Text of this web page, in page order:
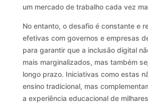
um mercado de trabalho cada vez
No entanto, o desafio é constante e
efetivas com governos e empresas
para garantir que a inclusão digital
mais marginalizados, mas também
longo prazo. Iniciativas como estas
ensino tradicional, mas
a experiência educacional de